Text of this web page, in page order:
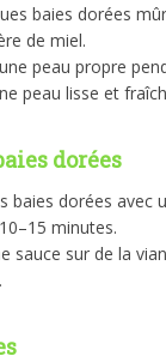
baies dorées
de miel.
peau propre
peau lisse et
dorées
baies dorées avec
minutes.
sauce sur de la